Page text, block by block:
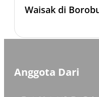
Waisak di
Anggota Dari